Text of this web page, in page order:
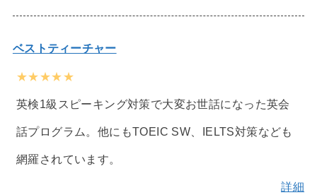
ベストティーチャー
★★★★★
英検1級スピーキング対策で大変お世話になった英会
話プログラム。他にもTOEIC SW、IELTS対策なども
網羅されています。
詳細